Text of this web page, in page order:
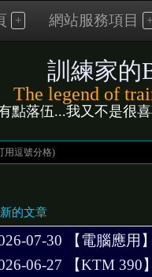
網站服務項目
訓練家的
The legend of
點落伍...我又不是很
的文章
07-30 【電腦應用】
06-27 【KTM 390